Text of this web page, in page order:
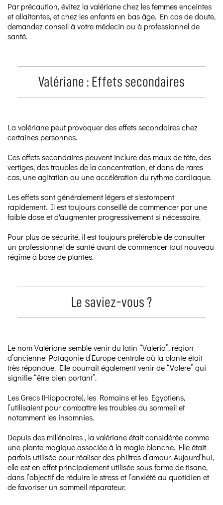
Par précaution, évitez la valériane chez les femmes enceintes
et allaitantes, et chez les enfants en bas âge. En cas de doute,
demandez conseil à votre médecin ou à professionnel de
santé.
Valériane : Effets secondaires
La valériane peut provoquer des effets secondaires chez
certaines personnes.
Ces effets secondaires peuvent inclure des maux de tête, des
vertiges, des troubles de la concentration, et dans de rares
cas, une agitation ou une accélération du rythme cardiaque.
Les effets sont généralement légers et s'estompent
rapidement. Il est toujours conseillé de commencer par une
faible dose et d'augmenter progressivement si nécessaire.
Pour plus de sécurité, il est toujours préférable de consulter
un professionnel de santé avant de commencer tout nouveau
régime à base de plantes.
Le saviez-vous ?
Le nom Valériane semble venir du latin “Valeria”, région
d’ancienne Patagonie d’Europe centrale où la plante était
très répandue. Elle pourrait également venir de “Valere” qui
signifie “être bien portant”.
Les Grecs (Hippocrate), les Romains et les Egyptiens,
l’utilisaient pour combattre les troubles du sommeil et
notamment les insomnies.
Depuis des millénaires , la valériane était considérée comme
une plante magique associée à la magie blanche. Elle était
parfois utilisée pour réaliser des philtres d’amour. Aujourd’hui,
elle est en effet principalement utilisée sous forme de tisane,
dans l’objectif de réduire le stress et l’anxiété au quotidien et
de favoriser un sommeil réparateur.